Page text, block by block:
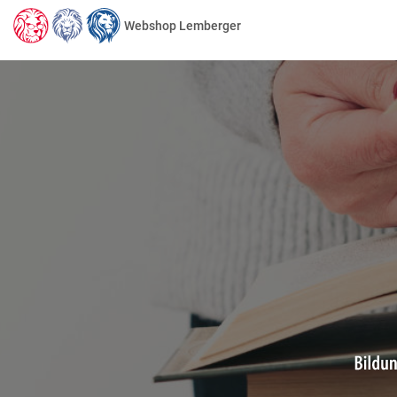
Webshop Lemberger